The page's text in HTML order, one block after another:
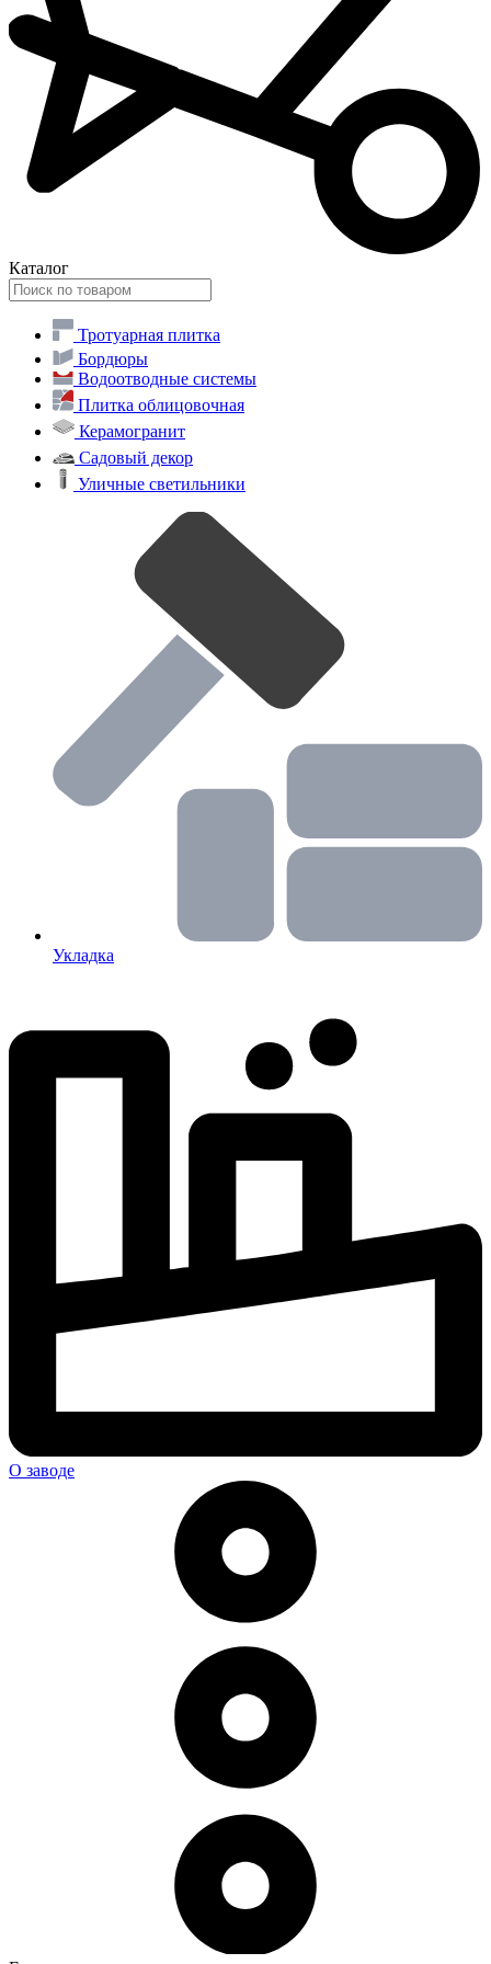
Каталог
Тротуарная плитка
Бордюры
Водоотводные системы
Плитка облицовочная
Керамогранит
Садовый декор
Уличные светильники
Укладка
О заводе